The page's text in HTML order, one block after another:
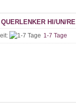
HI/UN/RE
1-7 Tage